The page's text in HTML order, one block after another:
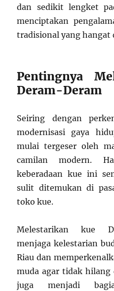
dan sedikit lengket
menciptakan
tradisional yang hangat
Pentingnya
Deram-Deram
Seiring dengan
modernisasi gaya
mulai tergeser oleh
camilan modern.
keberadaan kue ini
sulit ditemukan di
toko kue.
Melestarikan kue
menjaga kelestarian
Riau dan
muda agar tidak
juga menjadi